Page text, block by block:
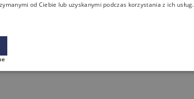
od Ciebie lub uzyskanymi podczas korzystania z ich usług.